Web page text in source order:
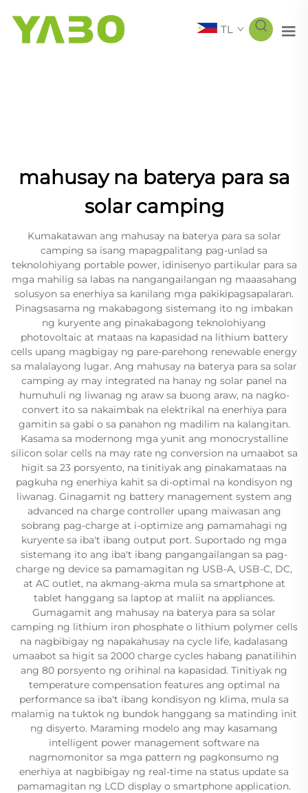
TL
mahusay na baterya para sa
solar camping
Kumakatawan ang mahusay na baterya para sa solar
camping sa isang mapagpalitang pag-unlad sa
teknolohiyang portable power, idinisenyo partikular para sa
mga mahilig sa labas na nangangailangan ng maaasahang
solusyon sa enerhiya sa kanilang mga pakikipagsapalaran.
Pinagsasama ng makabagong sistemang ito ng imbakan
ng kuryente ang pinakabagong teknolohiyang
photovoltaic at mataas na kapasidad na lithium battery
cells upang magbigay ng pare-parehong renewable energy
sa malalayong lugar. Ang mahusay na baterya para sa solar
camping ay may integrated na hanay ng solar panel na
humuhuli ng liwanag ng araw sa buong araw, na nagko-
convert ito sa nakaimbak na elektrikal na enerhiya para
gamitin sa gabi o sa panahon ng madilim na kalangitan.
Kasama sa modernong mga yunit ang monocrystalline
silicon solar cells na may rate ng conversion na umaabot sa
higit sa 23 porsyento, na tinitiyak ang pinakamataas na
pagkuha ng enerhiya kahit sa di-optimal na kondisyon ng
liwanag. Ginagamit ng battery management system ang
advanced na charge controller upang maiwasan ang
sobrang pag-charge at i-optimize ang pamamahagi ng
kuryente sa iba't ibang output port. Suportado ng mga
sistemang ito ang iba't ibang pangangailangan sa pag-
charge ng device sa pamamagitan ng USB-A, USB-C, DC,
at AC outlet, na akmang-akma mula sa smartphone at
tablet hanggang sa laptop at maliit na appliances.
Gumagamit ang mahusay na baterya para sa solar
camping ng lithium iron phosphate o lithium polymer cells
na nagbibigay ng napakahusay na cycle life, kadalasang
umaabot sa higit sa 2000 charge cycles habang panatilihin
ang 80 porsyento ng orihinal na kapasidad. Tinitiyak ng
temperature compensation features ang optimal na
performance sa iba't ibang kondisyon ng klima, mula sa
malamig na tuktok ng bundok hanggang sa matinding init
ng disyerto. Maraming modelo ang may kasamang
intelligent power management software na
nagmomonitor sa mga pattern ng pagkonsumo ng
enerhiya at nagbibigay ng real-time na status update sa
pamamagitan ng LCD display o smartphone application.